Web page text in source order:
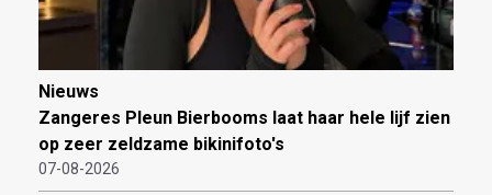
Nieuws
Zangeres Pleun Bierbooms laat haar hele lijf zien
op zeer zeldzame bikinifoto's
07-08-2026